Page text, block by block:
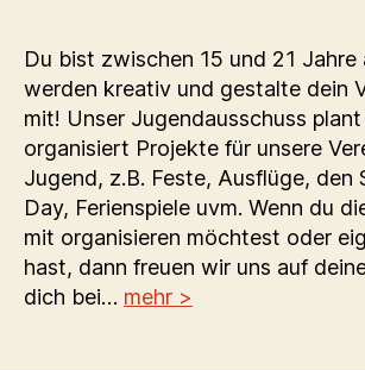
Du bist zwischen 15 und 21 Jahre
werden kreativ und gestalte dein
mit! Unser Jugendausschuss
organisiert Projekte für unsere
Jugend, z.B. Feste, Ausflüge, den
Day, Ferienspiele uvm. Wenn du
mit organisieren möchtest oder
hast, dann freuen wir uns auf
dich bei… mehr >